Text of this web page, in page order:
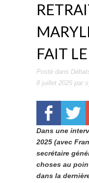
FAIT
Posté dans
8 juillet 2025 par
Dans une
2025 (avec
secrétaire
choses au
dans la